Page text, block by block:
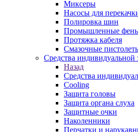
Миксеры
Насосы для
Полировка шин
Промышленные
Протяжка кабеля
Смазочные
Средства
Назад
Средства
Cooling
Защита головы
Защита органа слуха
Защитные очки
Наколенники
Перчатки и